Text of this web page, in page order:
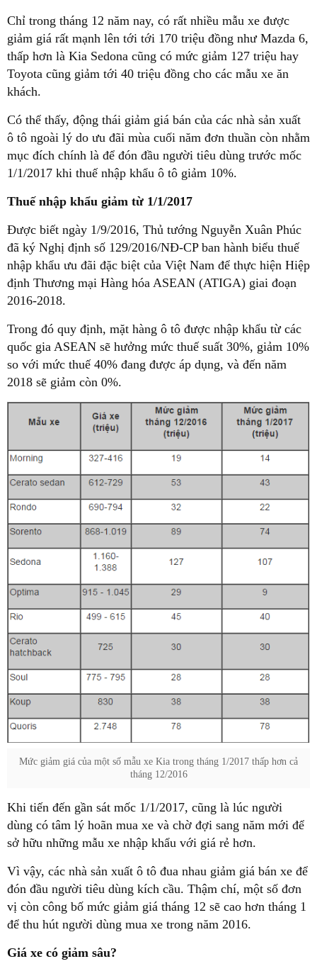
Chỉ trong tháng 12 năm nay, có rất nhiều mẫu xe được
giảm giá rất mạnh lên tới tới 170 triệu đồng như Mazda 6,
thấp hơn là Kia Sedona cũng có mức giảm 127 triệu hay
Toyota cũng giảm tới 40 triệu đồng cho các mẫu xe ăn
khách.
Có thể thấy, động thái giảm giá bán của các nhà sản xuất
ô tô ngoài lý do ưu đãi mùa cuối năm đơn thuần còn nhằm
mục đích chính là để đón đầu người tiêu dùng trước mốc
1/1/2017 khi thuế nhập khẩu ô tô giảm 10%.
Thuế nhập khẩu giảm từ 1/1/2017
Được biết ngày 1/9/2016, Thủ tướng Nguyễn Xuân Phúc
đã ký Nghị định số 129/2016/NĐ-CP ban hành biểu thuế
nhập khẩu ưu đãi đặc biệt của Việt Nam để thực hiện Hiệp
định Thương mại Hàng hóa ASEAN (ATIGA) giai đoạn
2016-2018.
Trong đó quy định, mặt hàng ô tô được nhập khẩu từ các
quốc gia ASEAN sẽ hưởng mức thuế suất 30%, giảm 10%
so với mức thuế 40% đang được áp dụng, và đến năm
2018 sẽ giảm còn 0%.
Mức giảm giá của một số mẫu xe Kia trong tháng 1/2017 thấp hơn cả
tháng 12/2016
Khi tiến đến gần sát mốc 1/1/2017, cũng là lúc người
dùng có tâm lý hoãn mua xe và chờ đợi sang năm mới để
sở hữu những mẫu xe nhập khẩu với giá rẻ hơn.
Vì vậy, các nhà sản xuất ô tô đua nhau giảm giá bán xe để
đón đầu người tiêu dùng kích cầu. Thậm chí, một số đơn
vị còn công bố mức giảm giá tháng 12 sẽ cao hơn tháng 1
để thu hút người dùng mua xe trong năm 2016.
Giá xe có giảm sâu?